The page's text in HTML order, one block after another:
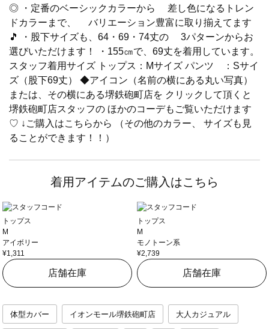
◎ ・定番のベーシックカラーから 差し色になるトレン
ドカラーまで、 バリエーション豊富に取り揃えてます
🎵 ・股下サイズも、64・69・74丈の 3パターンからお
選びいただけます！ ・155㎝で、69丈を着用しています。
スタッフ着用サイズ トップス：Mサイズ パンツ ：Sサイ
ズ（股下69丈） ◆アイコン（名前の横にある丸い写真）
または、その横にある堺鉄砲町店を クリックして頂くと
堺鉄砲町店スタッフの ほかのコーデもご覧いただけます
♡ ↓ご購入はこちらから （その他のカラー、 サイズも見
ることができます！！）
着用アイテムのご購入はこちら
トップス
M
アイボリー
¥1,311
店舗在庫
トップス
M
モノトーン系
¥2,739
店舗在庫
体型カバー イオンモール堺鉄砲町店 大人カジュアル